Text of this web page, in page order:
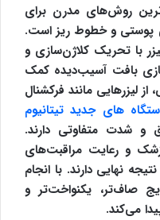
روش‌های مدرن برای
پوستی و خطوط ریز است.
با تحریک کلاژن‌سازی و
بافت آسیب‌دیده کمک
لیزرهایی مانند فرکشنال
های جدید تیتانیوم
و شدت متفاوتی دارند.
و رعایت مراقبت‌های
نهایی دارند. با انجام
صاف‌تر، یکنواخت‌تر و
می‌کند.